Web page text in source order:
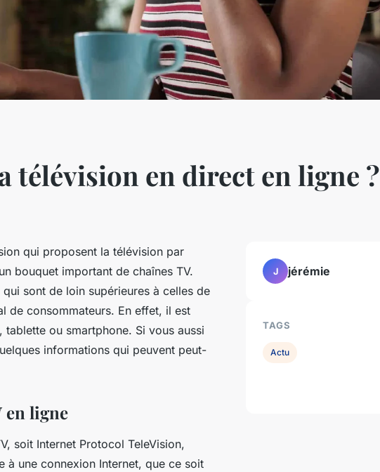
télévision en direct en ligne ?
qui proposent la télévision par
bouquet important de chaînes TV.
sont de loin supérieures à celles de
de consommateurs. En effet, il est
ou smartphone. Si vous aussi
informations qui peuvent peut-
en ligne
soit Internet Protocol TeleVision,
à une connexion Internet, que ce soit
J jérémie
TAGS
Actu